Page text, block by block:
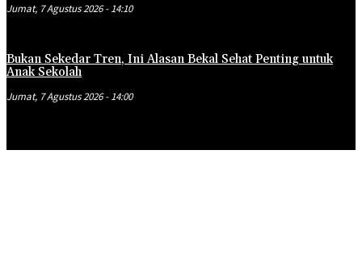
Jumat, 7 Agustus 2026 - 14:10
Bukan Sekedar Tren, Ini Alasan Bekal Sehat Penting untuk
Anak Sekolah
Jumat, 7 Agustus 2026 - 14:00